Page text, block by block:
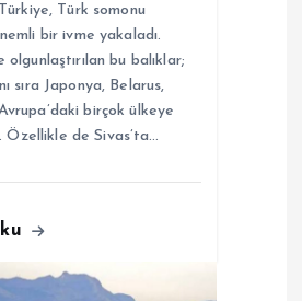
Türk somonu
bir ivme yakaladı.
olgunlaştırılan bu balıklar;
sıra Japonya, Belarus,
birçok ülkeye
Özellikle de Sivas’ta…